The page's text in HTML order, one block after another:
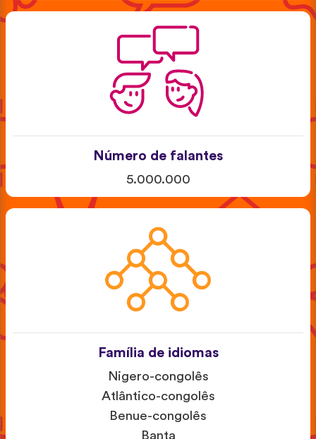
Número de falantes
5.000.000
Família de idiomas
Nigero-congolês
Atlântico-congolês
Benue-congolês
Banta